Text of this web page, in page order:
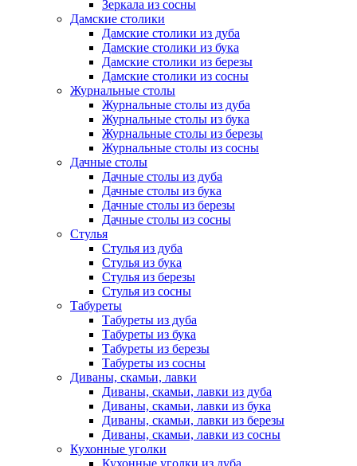
Зеркала из сосны
Дамские столики
Дамские столики из дуба
Дамские столики из бука
Дамские столики из березы
Дамские столики из сосны
Журнальные столы
Журнальные столы из дуба
Журнальные столы из бука
Журнальные столы из березы
Журнальные столы из сосны
Дачные столы
Дачные столы из дуба
Дачные столы из бука
Дачные столы из березы
Дачные столы из сосны
Стулья
Стулья из дуба
Стулья из бука
Стулья из березы
Стулья из сосны
Табуреты
Табуреты из дуба
Табуреты из бука
Табуреты из березы
Табуреты из сосны
Диваны, скамьи, лавки
Диваны, скамьи, лавки из дуба
Диваны, скамьи, лавки из бука
Диваны, скамьи, лавки из березы
Диваны, скамьи, лавки из сосны
Кухонные уголки
Кухонные уголки из дуба